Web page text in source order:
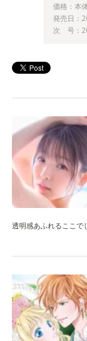
価格：本
発売日：
次 号：
透明感あふれるここで